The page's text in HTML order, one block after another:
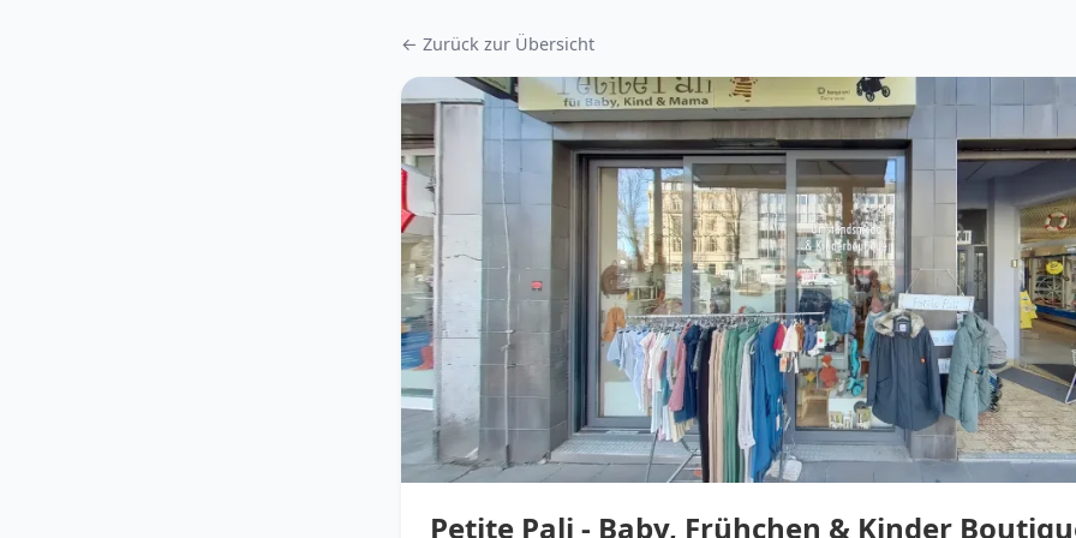
← Zurück zur Übersicht
Petite Pali - Baby, Frühchen & Kinder